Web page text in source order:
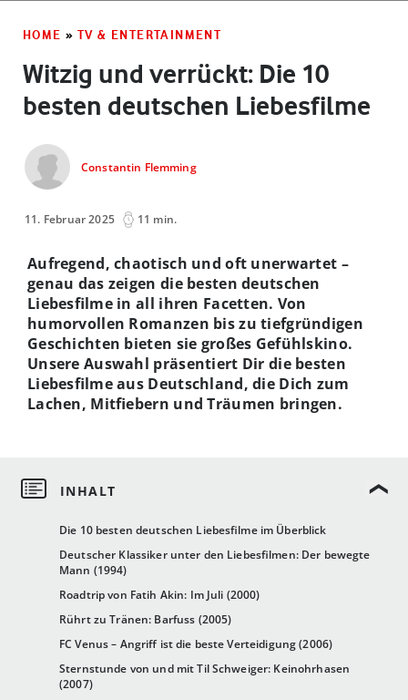
HOME » TV & ENTERTAINMENT
Witzig und verrückt: Die 10
besten deutschen Liebesfilme
Constantin Flemming
11. Februar 2025 11 min.
Die 10 besten deutschen Liebesfilme im Überblick
Deutscher Klassiker unter den Liebesfilmen: Der bewegte
Mann (1994)
Roadtrip von Fatih Akin: Im Juli (2000)
Rührt zu Tränen: Barfuss (2005)
FC Venus – Angriff ist die beste Verteidigung (2006)
Sternstunde von und mit Til Schweiger: Keinohrhasen
(2007)
Aufregend, chaotisch und oft unerwartet –
genau das zeigen die besten deutschen
Liebesfilme in all ihren Facetten. Von
humorvollen Romanzen bis zu tiefgründigen
Geschichten bieten sie großes Gefühlskino.
Unsere Auswahl präsentiert Dir die besten
Liebesfilme aus Deutschland, die Dich zum
Lachen, Mitfiebern und Träumen bringen.